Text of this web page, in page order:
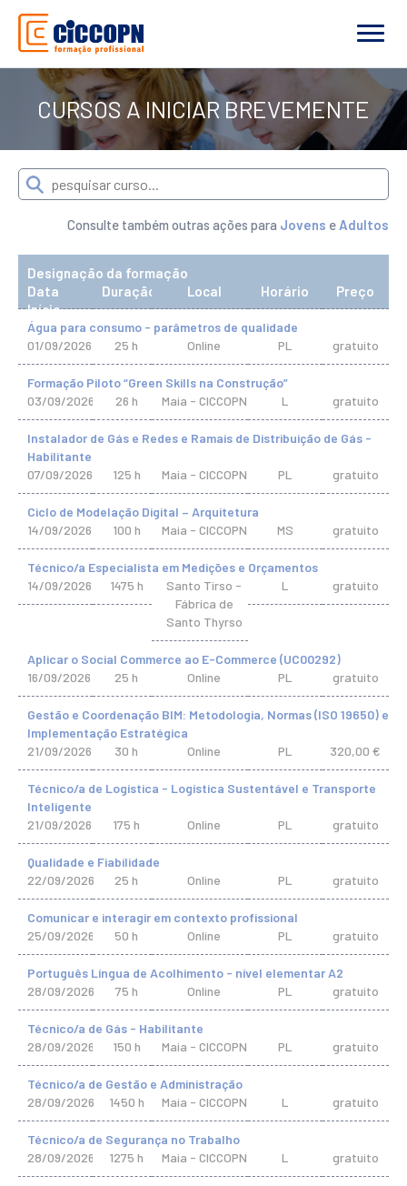
CURSOS A INICIAR BREVEMENTE
Consulte também outras ações para Jovens e Adultos
Designação da formação
Data
Início
Duração Local Horário Preço
Água para consumo - parâmetros de qualidade
01/09/2026
25 h Online PL gratuito
Formação Piloto “Green Skills na Construção”
03/09/2026
26 h Maia - CICCOPN L gratuito
Instalador de Gás e Redes e Ramais de Distribuição de Gás -
Habilitante
07/09/2026
125 h Maia - CICCOPN PL gratuito
Ciclo de Modelação Digital – Arquitetura
14/09/2026
100 h Maia - CICCOPN MS gratuito
Técnico/a Especialista em Medições e Orçamentos
14/09/2026
1475 h
Santo Tirso -
Fábrica de
Santo Thyrso
L gratuito
Aplicar o Social Commerce ao E-Commerce (UC00292)
16/09/2026
25 h Online PL gratuito
Gestão e Coordenação BIM: Metodologia, Normas (ISO 19650) e
Implementação Estratégica
21/09/2026
30 h Online PL 320,00 €
Técnico/a de Logística - Logística Sustentável e Transporte
Inteligente
21/09/2026
175 h Online PL gratuito
Qualidade e Fiabilidade
22/09/2026
25 h Online PL gratuito
Comunicar e interagir em contexto profissional
25/09/2026
50 h Online PL gratuito
Português Língua de Acolhimento - nível elementar A2
28/09/2026
75 h Online PL gratuito
Técnico/a de Gás - Habilitante
28/09/2026
150 h Maia - CICCOPN PL gratuito
Técnico/a de Gestão e Administração
28/09/2026
1450 h Maia - CICCOPN L gratuito
Técnico/a de Segurança no Trabalho
28/09/2026
1275 h Maia - CICCOPN L gratuito